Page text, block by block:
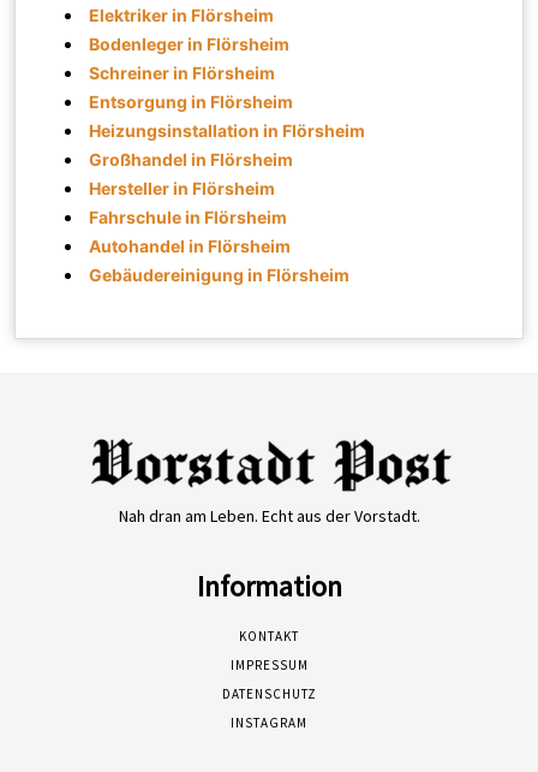
Elektriker in Flörsheim
Bodenleger in Flörsheim
Schreiner in Flörsheim
Entsorgung in Flörsheim
Heizungsinstallation in Flörsheim
Großhandel in Flörsheim
Hersteller in Flörsheim
Fahrschule in Flörsheim
Autohandel in Flörsheim
Gebäudereinigung in Flörsheim
Nah dran am Leben. Echt aus der Vorstadt.
Information
KONTAKT
IMPRESSUM
DATENSCHUTZ
INSTAGRAM